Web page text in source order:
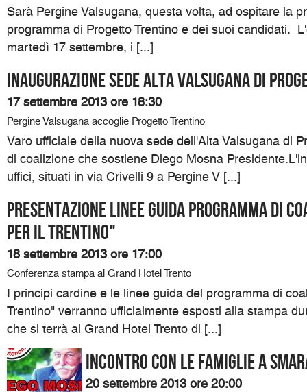
Sarà Pergine Valsugana, questa volta, ad ospitare la
programma di Progetto Trentino e dei suoi candidati.
martedì 17 settembre, i [...]
Inaugurazione sede Alta Valsugana di
17 settembre 2013 ore 18:30
Pergine Valsugana accoglie Progetto Trentino
Varo ufficiale della nuova sede dell'Alta Valsugana di
di coalizione che sostiene Diego Mosna
uffici, situati in via Crivelli 9 a Pergine V [...]
Presentazione linee guida programma di
per il Trentino"
18 settembre 2013 ore 17:00
Conferenza stampa al Grand Hotel Trento
I principi cardine e le linee guida del programma di
Trentino" verranno ufficialmente esposti alla stampa
che si terrà al Grand Hotel Trento di [...]
Incontro con le famiglie a
20 settembre 2013 ore 20:00